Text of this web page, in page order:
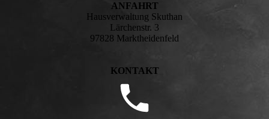
ANFAHRT
Hausverwaltung Skuthan
Lärchenstr. 3
97828 Marktheidenfeld
KONTAKT